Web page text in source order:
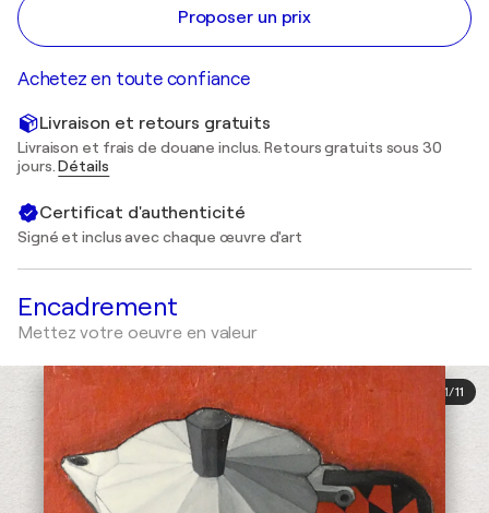
Proposer un prix
Achetez en toute confiance
Livraison et retours gratuits
Livraison et frais de douane inclus. Retours gratuits sous 30
jours.Détails
Certificat d'authenticité
Signé et inclus avec chaque œuvre d'art
Encadrement
Mettez votre oeuvre en valeur
1/11